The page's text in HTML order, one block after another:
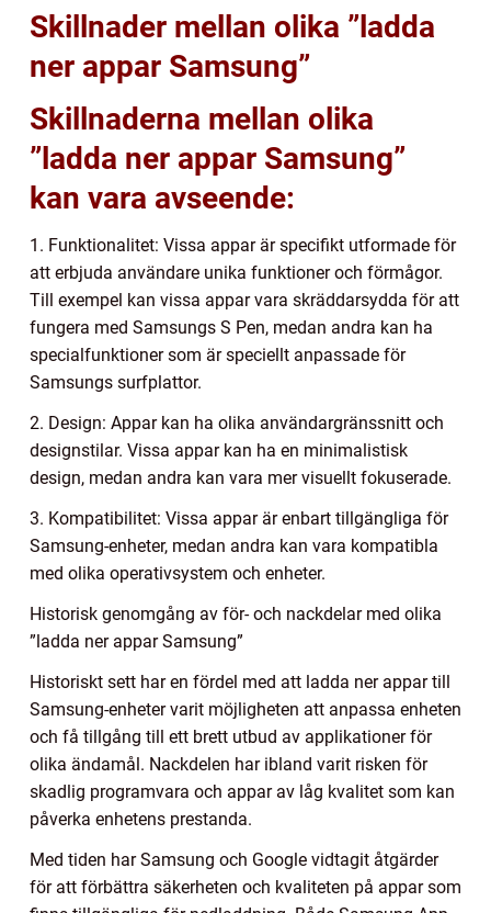
Skillnader mellan olika ”ladda
ner appar Samsung”
Skillnaderna mellan olika
”ladda ner appar Samsung”
kan vara avseende:
1. Funktionalitet: Vissa appar är specifikt utformade för
att erbjuda användare unika funktioner och förmågor.
Till exempel kan vissa appar vara skräddarsydda för att
fungera med Samsungs S Pen, medan andra kan ha
specialfunktioner som är speciellt anpassade för
Samsungs surfplattor.
2. Design: Appar kan ha olika användargränssnitt och
designstilar. Vissa appar kan ha en minimalistisk
design, medan andra kan vara mer visuellt fokuserade.
3. Kompatibilitet: Vissa appar är enbart tillgängliga för
Samsung-enheter, medan andra kan vara kompatibla
med olika operativsystem och enheter.
Historisk genomgång av för- och nackdelar med olika
”ladda ner appar Samsung”
Historiskt sett har en fördel med att ladda ner appar till
Samsung-enheter varit möjligheten att anpassa enheten
och få tillgång till ett brett utbud av applikationer för
olika ändamål. Nackdelen har ibland varit risken för
skadlig programvara och appar av låg kvalitet som kan
påverka enhetens prestanda.
Med tiden har Samsung och Google vidtagit åtgärder
för att förbättra säkerheten och kvaliteten på appar som